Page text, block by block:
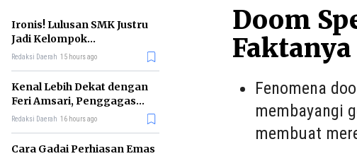
Ironis! Lulusan SMK Justru
Jadi Kelompok
Pengangguran Terbanyak
Redaksi Daerah 15 hours ago
Kenal Lebih Dekat dengan
Feri Amsari, Penggagas
Kabinet Bayangan
Redaksi Daerah 16 hours ago
Cara Gadai Perhiasan Emas
Doom
Faktanya
Fenomena
membayangi
membuat